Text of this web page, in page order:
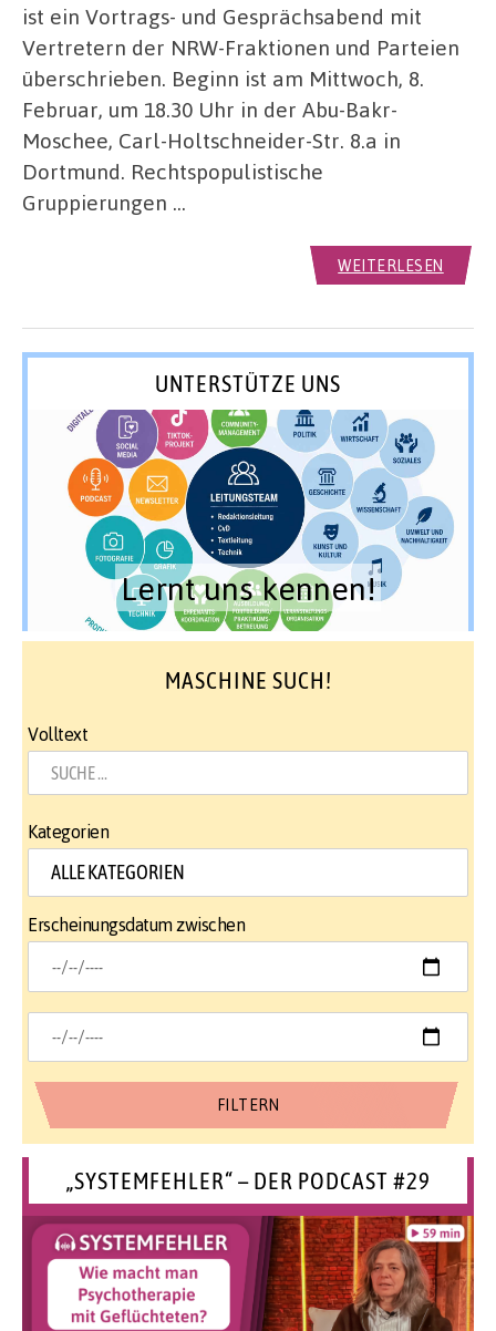
ist ein Vortrags- und Gesprächsabend mit
Vertretern der NRW-Fraktionen und Parteien
überschrieben. Beginn ist am Mittwoch, 8.
Februar, um 18.30 Uhr in der Abu-Bakr-
Moschee, Carl-Holtschneider-Str. 8.a in
Dortmund. Rechtspopulistische
Gruppierungen …
WEITERLESEN
UNTERSTÜTZE UNS
Lernt uns kennen!
MASCHINE SUCH!
Volltext
Kategorien
Erscheinungsdatum zwischen
„SYSTEMFEHLER“ – DER PODCAST #29